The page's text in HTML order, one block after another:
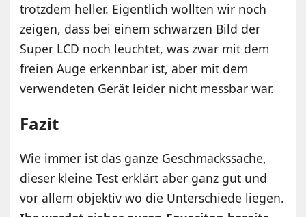
trotzdem heller. Eigentlich wollten wir noch
zeigen, dass bei einem schwarzen Bild der
Super LCD noch leuchtet, was zwar mit dem
freien Auge erkennbar ist, aber mit dem
verwendeten Gerät leider nicht messbar war.
Fazit
Wie immer ist das ganze Geschmackssache,
dieser kleine Test erklärt aber ganz gut und
vor allem objektiv wo die Unterschiede liegen.